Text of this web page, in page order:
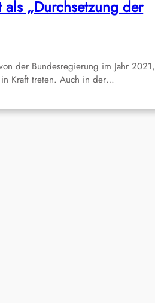
„Durchsetzung der
der Bundesregierung im Jahr 2021,
in Kraft treten. Auch in der…